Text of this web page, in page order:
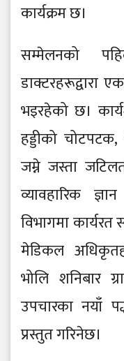
कार्यक्रम छ।
सम्मेलनको
डाक्टरहरूद्वारा
भइरहेको छ।
हड्डीको
जम्ने जस्ता
व्यावहारिक
विभागमा कार्यरत
मेडिकल
भोलि शनिबार
उपचारका नयाँ
प्रस्तुत गरिनेछ।